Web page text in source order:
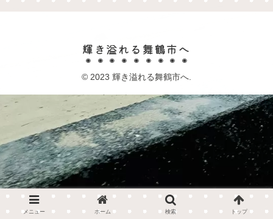
輝き溢れる舞鶴市へ
© 2023 輝き溢れる舞鶴市へ.
メニュー ホーム 検索 トップ